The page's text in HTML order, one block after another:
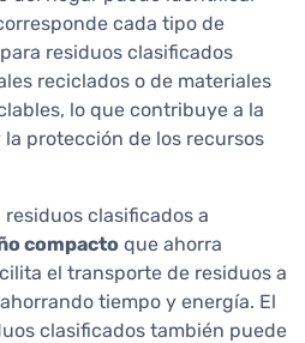
cada tipo de
residuos clasificados
reciclados o de materiales
lo que contribuye a la
protección de los recursos
clasificados a
compacto que ahorra
el transporte de residuos a
tiempo y energía. El
clasificados también puede